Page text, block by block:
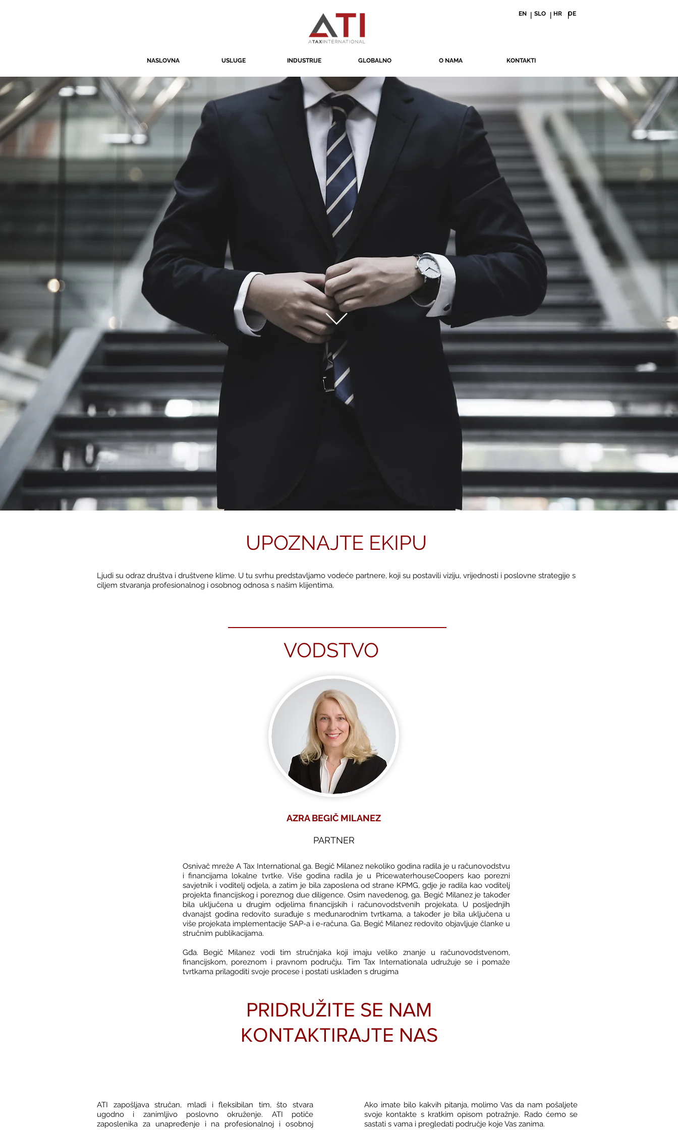
EN | | |
SLO HR DE
NASLOVNA USLUGE INDUSTRIJE GLOBALNO O NAMA KONTAKTI
UPOZNAJTE EKIPU
Ljudi su odraz društva i društvene klime. U tu svrhu predstavljamo vodeće partnere, koji su postavili viziju, vrijednosti i poslovne strategije s
ciljem stvaranja profesionalnog i osobnog odnosa s našim klijentima.
VODSTVO
AZRA BEGIČ MILANEZ
PARTNER
Osnivač mreže A Tax International ga. Begič Milanez nekoliko godina radila je u računovodstvu
i financijama lokalne tvrtke. Više godina radila je u PricewaterhouseCoopers kao porezni
savjetnik i voditelj odjela, a zatim je bila zaposlena od strane KPMG, gdje je radila kao voditelj
projekta financijskog i poreznog due diligence. Osim navedenog, ga. Begič Milanez je također
bila uključena u drugim odjelima financijskih i računovodstvenih projekata. U posljednjih
dvanajst godina redovito surađuje s međunarodnim tvrtkama, a također je bila uključena u
više projekata implementacije SAP-a i e-računa. Ga. Begič Milanez redovito objavljuje članke u
stručnim publikacijama.
Gđa. Begič Milanez vodi tim stručnjaka koji imaju veliko znanje u računovodstvenom,
financijskom, poreznom i pravnom području. Tim Tax Internationala udružuje se i pomaže
tvrtkama prilagoditi svoje procese i postati usklađen s drugima
PRIDRUŽITE SE NAM
KONTAKTIRAJTE NAS
ATI zapošljava stručan, mladi i fleksibilan tim, što stvara
ugodno i zanimljivo poslovno okruženje. ATI potiče
zaposlenika za unapređenje i na profesionalnoj i osobnoj
Ako imate bilo kakvih pitanja, molimo Vas da nam pošaljete
svoje kontakte s kratkim opisom potražnje. Rado ćemo se
sastati s vama i pregledati područje koje Vas zanima.